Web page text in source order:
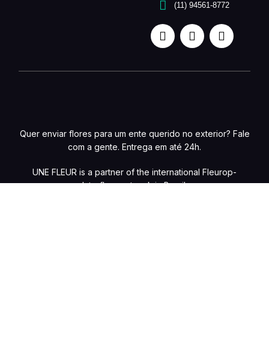
(11) 94561-8772
Quer enviar flores para um ente querido no exterior? Fale
com a gente. Entrega em até 24h.
UNE FLEUR is a partner of the international Fleurop-
Interflora network in Brazil.